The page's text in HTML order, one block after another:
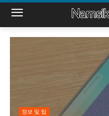
정보 및 팁